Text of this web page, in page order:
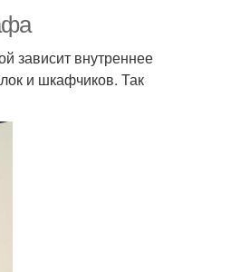
зависит внутреннее
и шкафчиков. Так